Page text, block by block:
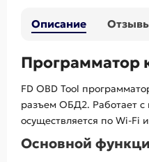
Описание
Программатор
FD OBD Tool
разъем ОБД2. Работает
осуществляется по Wi-Fi
Основной